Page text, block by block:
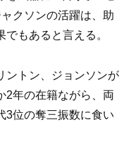
クソンの活躍は、助
もあると言える。
トン、ジョンソンが
2年の在籍ながら、両
3位の奪三振数に食い